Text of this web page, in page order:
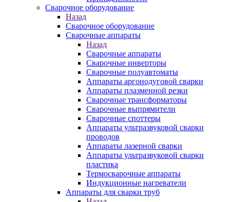
Сварочное оборудование
Назад
Сварочное оборудование
Сварочные аппараты
Назад
Сварочные аппараты
Сварочные инверторы
Сварочные полуавтоматы
Аппараты аргонодуговой сварки
Аппараты плазменной резки
Сварочные трансформаторы
Сварочные выпрямители
Сварочные споттеры
Аппараты ультразвуковой сварки
проводов
Аппараты лазерной сварки
Аппараты ультразвуковой сварки
пластика
Термосварочные аппараты
Индукционные нагреватели
Аппараты для сварки труб